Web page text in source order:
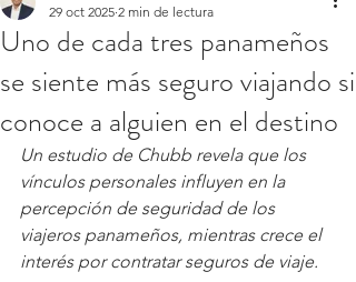
Uno de cada tres panameños
se siente más seguro viajando si
conoce a alguien en el destino
29 oct 2025 2 min de lectura
Un estudio de Chubb revela que los
vínculos personales influyen en la
percepción de seguridad de los
viajeros panameños, mientras crece el
interés por contratar seguros de viaje.